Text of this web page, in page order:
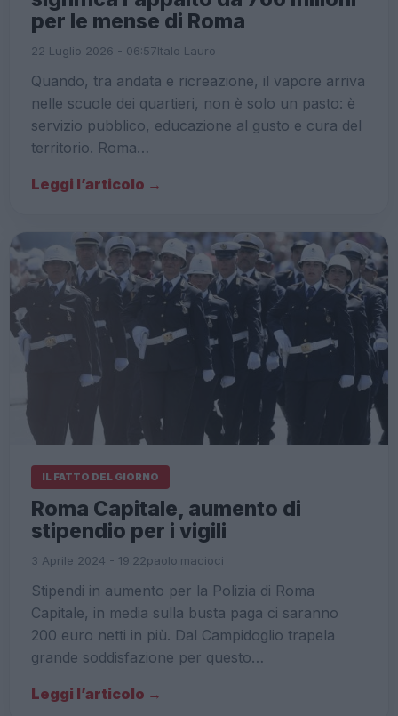
per le mense di Roma
22 Luglio 2026 - 06:57Italo Lauro
Quando, tra andata e ricreazione, il vapore arriva
nelle scuole dei quartieri, non è solo un pasto: è
servizio pubblico, educazione al gusto e cura del
territorio. Roma…
Leggi l’articolo →
IL FATTO DEL GIORNO
Roma Capitale, aumento di
stipendio per i vigili
3 Aprile 2024 - 19:22paolo.macioci
Stipendi in aumento per la Polizia di Roma
Capitale, in media sulla busta paga ci saranno
200 euro netti in più. Dal Campidoglio trapela
grande soddisfazione per questo…
Leggi l’articolo →